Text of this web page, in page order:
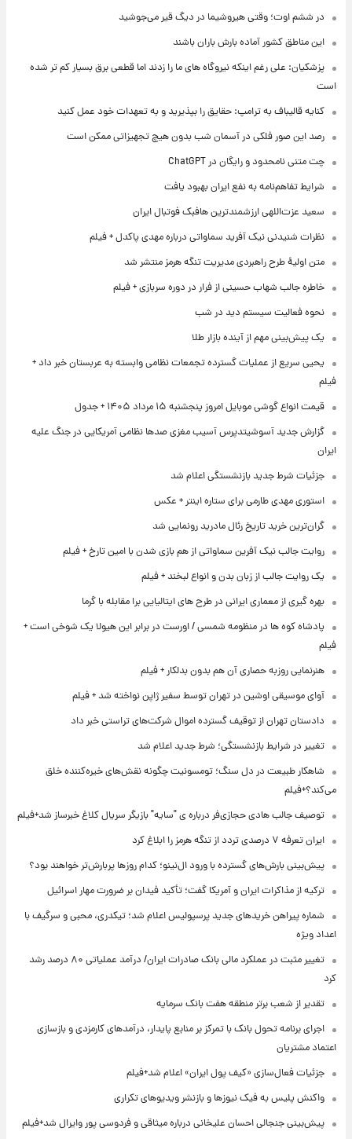
در ششم اوت؛ وقتی هیروشیما در دیگ قیر می‌جوشید
این مناطق کشور آماده بارش باران باشند
پزشکیان: علی رغم اینکه نیروگاه های ما را زدند اما قطعی برق بسیار کم تر شده
است
کنایه قالیباف به ترامپ: حقایق را بپذیرید و به تعهدات خود عمل کنید
رصد این صور فلکی در آسمان شب بدون هیچ تجهیزاتی ممکن است
چت متنی نامحدود و رایگان در ChatGPT
شرایط تفاهم‌نامه به نفع ایران بهبود یافت
سعید عزت‌اللهی ارزشمندترین هافبک فوتبال ایران
نظرات شنیدنی نیک آفرید سماواتی درباره مهدی پاکدل + فیلم
متن اولیۀ طرح راهبردی مدیریت تنگه هرمز منتشر شد
خاطره جالب شهاب حسینی از فرار در دوره سربازی + فیلم
نحوه فعالیت سیستم دید در شب
یک پیش‌بینی مهم از آینده بازار طلا
یحیی سریع از عملیات گسترده تجمعات نظامی وابسته به عربستان خبر داد +
فیلم
قیمت انواع گوشی موبایل امروز پنجشنبه ۱۵ مرداد ۱۴۰۵ + جدول
گزارش جدید آسوشیتدپرس آسیب مغزی صدها نظامی آمریکایی در جنگ علیه
ایران
جزئیات شرط جدید بازنشستگی اعلام شد
استوری مهدی طارمی برای ستاره اینتر + عکس
گران‌ترین خرید تاریخ رئال مادرید رونمایی شد
روایت جالب نیک آفرین سماواتی از هم بازی شدن با امین تارخ + فیلم
یک روایت جالب از زبان بدن و انواع لبخند + فیلم
بهره گیری از معماری ایرانی در طرح های ایتالیایی برا مقابله با گرما
پادشاه کوه ها در منظومه شمسی / اورست در برابر این هیولا یک شوخی است +
فیلم
هنرنمایی روزبه حصاری آن هم بدون بدلکار + فیلم
آوای موسیقی اوشین در تهران توسط سفیر ژاپن نواخته شد + فیلم
دادستان تهران از توقیف گسترده اموال شرکت‌های تراستی خبر داد
تغییر در شرایط بازنشستگی؛ شرط جدید اعلام شد
شاهکار طبیعت در دل سنگ؛ تومسونیت چگونه نقش‌های خیره‌کننده خلق
می‌کند؟+فیلم
توصیف جالب هادی حجازی‌فر درباره ی "سایه" بازیگر سریال کلاغ خبرساز شد+فیلم
ایران تعرفه ۷ درصدی تردد از تنگه هرمز را ابلاغ کرد
پیش‌بینی بارش‌های گسترده با ورود ال‌نینو؛ کدام روزها پربارش‌تر خواهند بود؟
ترکیه از مذاکرات ایران و آمریکا گفت؛ تأکید فیدان بر ضرورت مهار اسرائیل
شماره پیراهن خریدهای جدید پرسپولیس اعلام شد؛ تیکدری، محبی و سرگیف با
اعداد ویژه
تغییر مثبت در عملکرد مالی بانک صادرات ایران/ درآمد عملیاتی ۸۰ درصد رشد
کرد
تقدیر از شعب برتر منطقه هفت بانک سرمایه
اجرای برنامه تحول بانک با تمرکز بر منابع پایدار، درآمدهای کارمزدی و بازسازی
اعتماد مشتریان
جزئیات فعال‌سازی «کیف پول ایران» اعلام شد+فیلم
واکنش پلیس به فیک نیوزها و بازنشر ویدیوهای تکراری
پیش‌بینی جنجالی احسان علیخانی درباره میثاقی و فردوسی پور وایرال شد+فیلم